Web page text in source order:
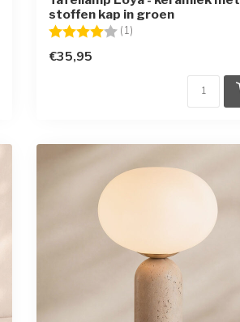
stoffen kap in groen
Beoordeling: (1)
€35,95